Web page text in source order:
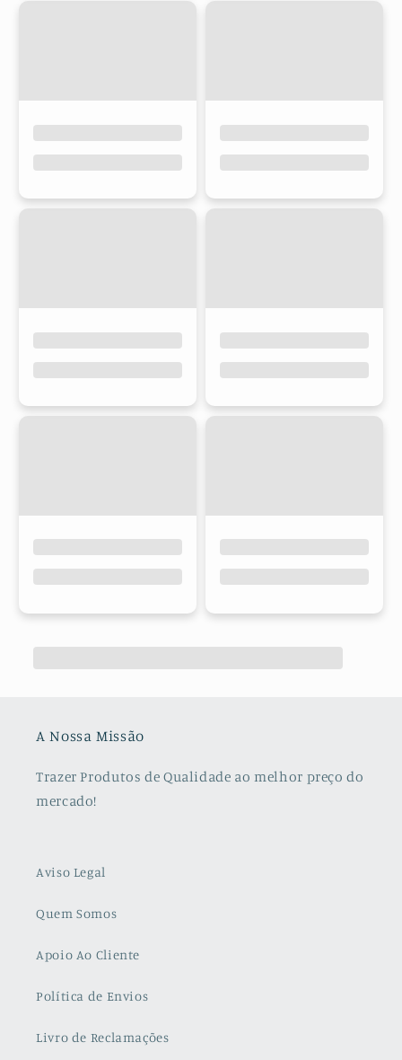
A Nossa Missão
Trazer Produtos de Qualidade ao melhor preço do
mercado!
Aviso Legal
Quem Somos
Apoio Ao Cliente
Política de Envios
Livro de Reclamações